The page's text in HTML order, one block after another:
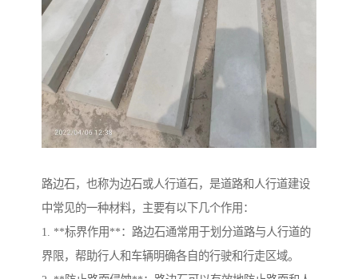
路边石，也称为边石或人行道石，是道路和人行道建设
中常见的一种材料，主要有以下几个作用：
1. **标界作用**：路边石通常用于划分道路与人行道的
界限，帮助行人和车辆明确各自的行驶和行走区域。